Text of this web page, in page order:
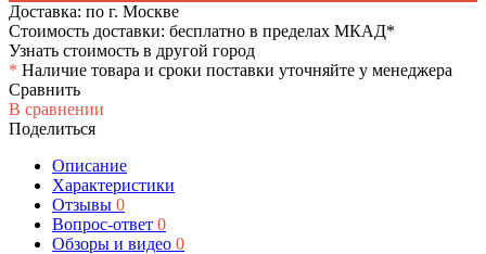
Доставка: по г. Москве
Стоимость доставки: бесплатно в пределах МКАД*
Узнать стоимость в другой город
* Наличие товара и сроки поставки уточняйте у менеджера
Сравнить
В сравнении
Поделиться
Описание
Характеристики
Отзывы 0
Вопрос-ответ 0
Обзоры и видео 0